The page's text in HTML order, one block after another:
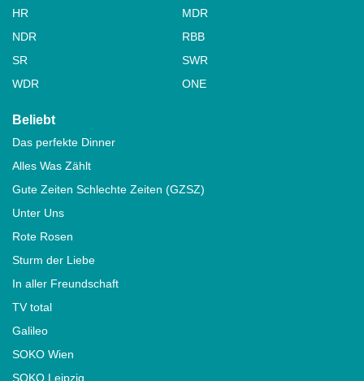
HR
MDR
NDR
RBB
SR
SWR
WDR
ONE
Beliebt
Das perfekte Dinner
Alles Was Zählt
Gute Zeiten Schlechte Zeiten (GZSZ)
Unter Uns
Rote Rosen
Sturm der Liebe
In aller Freundschaft
TV total
Galileo
SOKO Wien
SOKO Leipzig